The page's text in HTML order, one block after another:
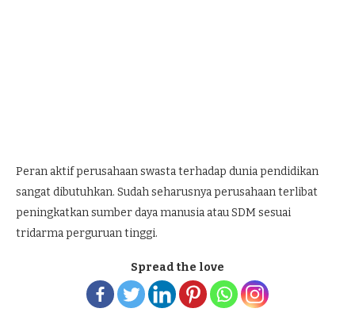
Peran aktif perusahaan swasta terhadap dunia pendidikan
sangat dibutuhkan. Sudah seharusnya perusahaan terlibat
peningkatkan sumber daya manusia atau SDM sesuai
tridarma perguruan tinggi.
Spread the love